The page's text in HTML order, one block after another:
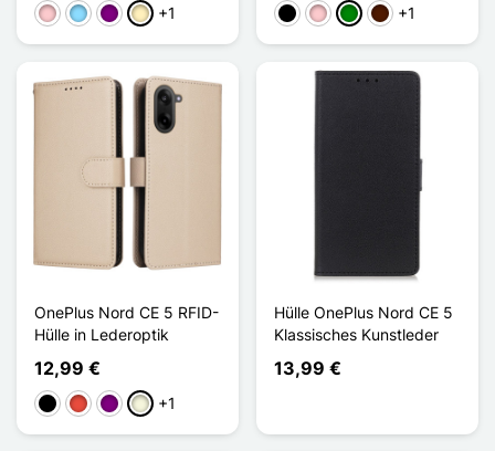
PinkHellblauViolettGolden
+1 Schwarz
PinkGrünDunkelbraun
+1
OnePlus Nord CE 5 RFID-
Hülle in Lederoptik
12,99 €
Schwarz
Rot ViolettBeige
+1
Hülle OnePlus Nord CE 5
Klassisches Kunstleder
13,99 €